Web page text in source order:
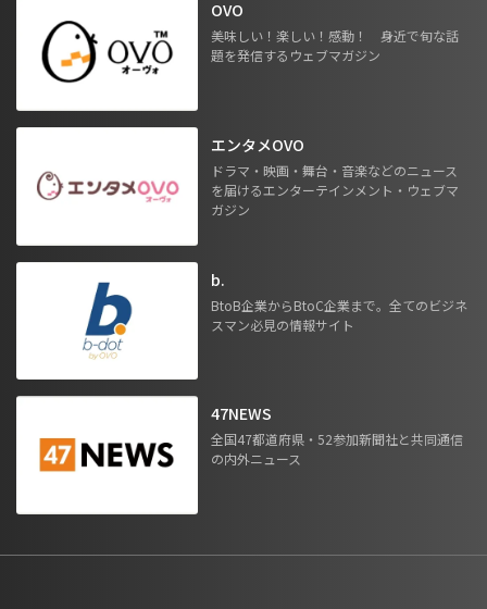
OVO
美味しい！楽しい！感動！ 身近で旬な話
題を発信するウェブマガジン
エンタメOVO
ドラマ・映画・舞台・音楽などのニュース
を届けるエンターテインメント・ウェブマ
ガジン
b.
BtoB企業からBtoC企業まで。全てのビジネ
スマン必見の情報サイト
47NEWS
全国47都道府県・52参加新聞社と共同通信
の内外ニュース